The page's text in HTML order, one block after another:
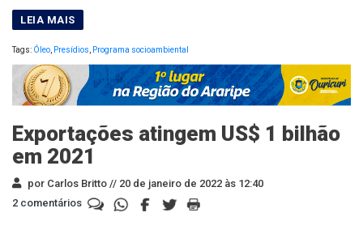
Tags: Óleo Presídios Programa socioambiental
Exportações atingem US$ 1 bilhão
em 2021
por Carlos Britto // 20 de janeiro de 2022 às 12:40
2 comentários